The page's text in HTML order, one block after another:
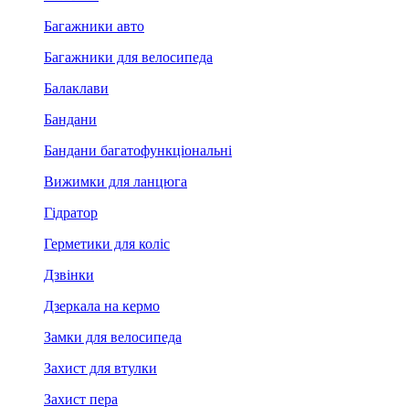
Багажники авто
Багажники для велосипеда
Балаклави
Бандани
Бандани багатофункціональні
Вижимки для ланцюга
Гідратор
Герметики для коліс
Дзвінки
Дзеркала на кермо
Замки для велосипеда
Захист для втулки
Захист пера